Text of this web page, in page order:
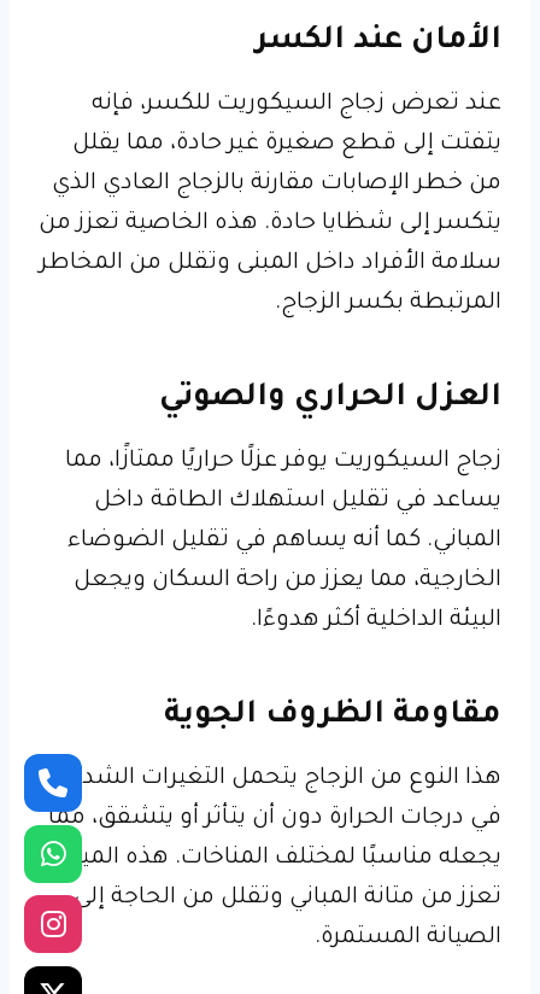
الأمان عند الكسر
عند تعرض زجاج السيكوريت للكسر، فإنه
يتفتت إلى قطع صغيرة غير حادة، مما يقلل
من خطر الإصابات مقارنة بالزجاج العادي الذي
يتكسر إلى شظايا حادة. هذه الخاصية تعزز من
سلامة الأفراد داخل المبنى وتقلل من المخاطر
المرتبطة بكسر الزجاج.
العزل الحراري والصوتي
زجاج السيكوريت يوفر عزلًا حراريًا ممتازًا، مما
يساعد في تقليل استهلاك الطاقة داخل
المباني. كما أنه يساهم في تقليل الضوضاء
الخارجية، مما يعزز من راحة السكان ويجعل
البيئة الداخلية أكثر هدوءًا.
مقاومة الظروف الجوية
هذا النوع من الزجاج يتحمل التغيرات الشديدة
في درجات الحرارة دون أن يتأثر أو يتشقق، مما
يجعله مناسبًا لمختلف المناخات. هذه الميزة
تعزز من متانة المباني وتقلل من الحاجة إلى
الصيانة المستمرة.